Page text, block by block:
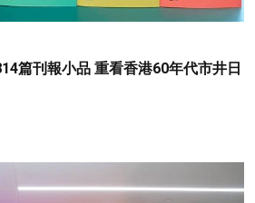
篇刊報小品 重看香港60年代市井日